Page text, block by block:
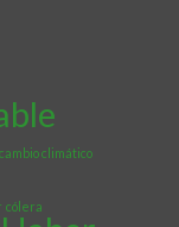
cambio climático
cólera